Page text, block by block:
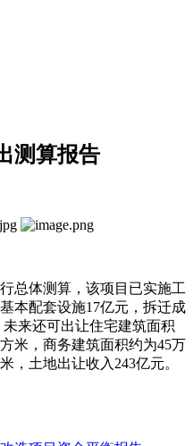
测算报告
总体测算，该项目已实施工
本配套设施17亿元，拆迁成
来还可出让住宅建筑面积
米，商务建筑面积约为45万
，土地出让收入243亿元。